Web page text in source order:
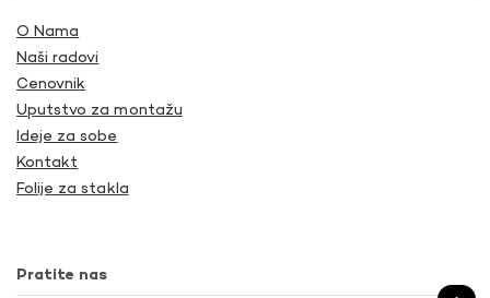
O Nama
Naši radovi
Cenovnik
Uputstvo za montažu
Ideje za sobe
Kontakt
Folije za stakla
Pratite nas